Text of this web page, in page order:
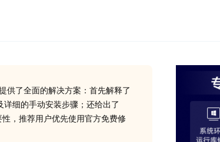
供了全面的解决方案：首先解释了
细的手动安装步骤；还给出了
，推荐用户优先使用官方免费修